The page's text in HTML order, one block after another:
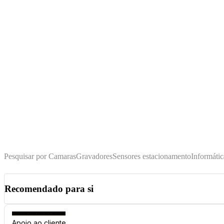
Pesquisar por CamarasGravadoresSensores estacionamento
Recomendado para si